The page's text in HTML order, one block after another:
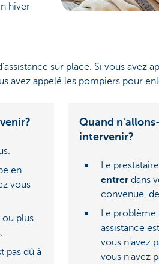
hiver
sur place. Si vous avez
avez appelé les pompiers pour
en
vous
ou plus
pas dû à
Quand
intervenir?
Le
entrer dans
convenue,
Le problème
assistance
vous n'avez
vous n'avez